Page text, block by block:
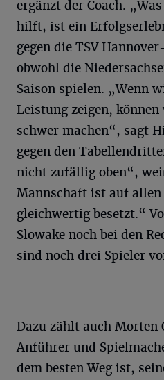
ergänzt der Coach.
hilft, ist ein
gegen die TSV
obwohl die
Saison spielen. „Wenn
Leistung zeigen, können
schwer machen“, sagt
gegen den
nicht zufällig oben“,
Mannschaft ist auf allen
gleichwertig besetzt.“
Slowake noch bei den
sind noch drei Spieler
Dazu zählt auch Morten
Anführer und
dem besten Weg ist,